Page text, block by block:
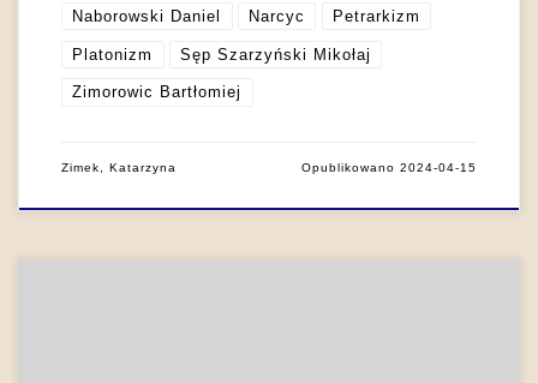
Naborowski Daniel Narcyc Petrarkizm
Platonizm Sęp Szarzyński Mikołaj
Zimorowic Bartłomiej
Zimek, Katarzyna Opublikowano2024-04-15